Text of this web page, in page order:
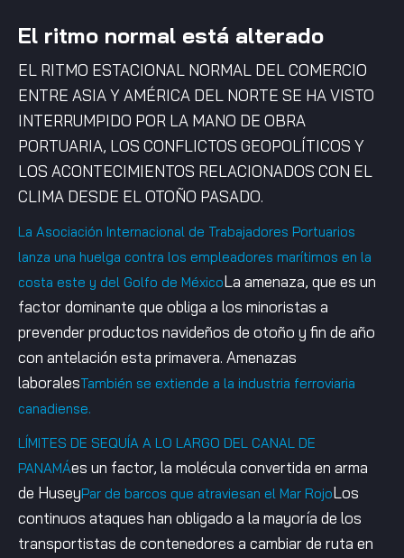
El ritmo normal está alterado
EL RITMO ESTACIONAL NORMAL DEL COMERCIO
ENTRE ASIA Y AMÉRICA DEL NORTE SE HA VISTO
INTERRUMPIDO POR LA MANO DE OBRA
PORTUARIA, LOS CONFLICTOS GEOPOLÍTICOS Y
LOS ACONTECIMIENTOS RELACIONADOS CON EL
CLIMA DESDE EL OTOÑO PASADO.
La Asociación Internacional de Trabajadores Portuarios
lanza una huelga contra los empleadores marítimos en la
costa este y del Golfo de MéxicoLa amenaza, que es un
factor dominante que obliga a los minoristas a
prevender productos navideños de otoño y fin de año
con antelación esta primavera. Amenazas
laboralesTambién se extiende a la industria ferroviaria
canadiense.
LÍMITES DE SEQUÍA A LO LARGO DEL CANAL DE
PANAMÁes un factor, la molécula convertida en arma
de HuseyPar de barcos que atraviesan el Mar RojoLos
continuos ataques han obligado a la mayoría de los
transportistas de contenedores a cambiar de ruta en